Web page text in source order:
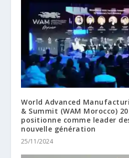
World Advanced
& Summit (WAM Morocco)
positionne comme leader
nouvelle génération
25/11/2024